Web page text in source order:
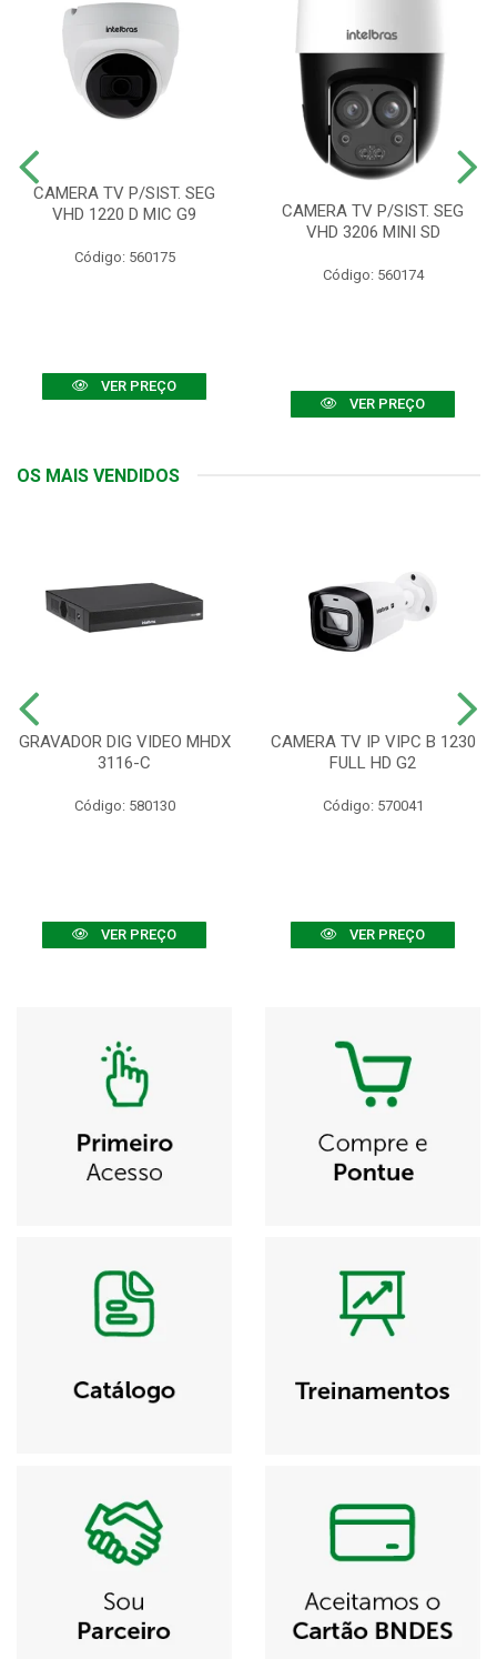
CAMERA TV P/SIST. SEG
VHD 1220 D MIC G9
Código: 560175
VER PREÇO
CAMERA TV P/SIST. SEG
VHD 3206 MINI SD
Código: 560174
VER PREÇO
OS MAIS VENDIDOS
GRAVADOR DIG VIDEO MHDX
3116-C
Código: 580130
VER PREÇO
CAMERA TV IP VIPC B 1230
FULL HD G2
Código: 570041
VER PREÇO